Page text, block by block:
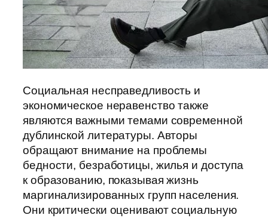
Социальная несправедливость и
экономическое неравенство также
являются важными темами современной
дублинской литературы. Авторы
обращают внимание на проблемы
бедности, безработицы, жилья и доступа
к образованию, показывая жизнь
маргинализированных групп населения.
Они критически оценивают социальную